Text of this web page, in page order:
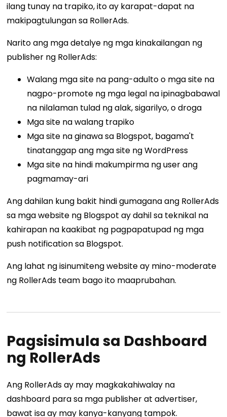
ilang tunay na trapiko, ito ay karapat-dapat na
makipagtulungan sa RollerAds.
Narito ang mga detalye ng mga kinakailangan ng
publisher ng RollerAds:
Walang mga site na pang-adulto o mga site na
nagpo-promote ng mga legal na ipinagbabawal
na nilalaman tulad ng alak, sigarilyo, o droga
Mga site na walang trapiko
Mga site na ginawa sa Blogspot, bagama't
tinatanggap ang mga site ng WordPress
Mga site na hindi makumpirma ng user ang
pagmamay-ari
Ang dahilan kung bakit hindi gumagana ang RollerAds
sa mga website ng Blogspot ay dahil sa teknikal na
kahirapan na kaakibat ng pagpapatupad ng mga
push notification sa Blogspot.
Ang lahat ng isinumiteng website ay mino-moderate
ng RollerAds team bago ito maaprubahan.
Pagsisimula sa Dashboard
ng RollerAds
Ang RollerAds ay may magkakahiwalay na
dashboard para sa mga publisher at advertiser,
bawat isa ay may kanya-kanyang tampok.